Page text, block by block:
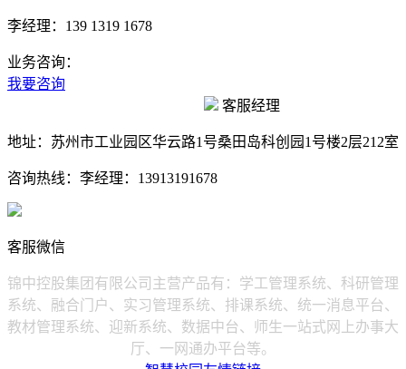
李经理：139 1319 1678
业务咨询：
我要咨询
客服经理
地址： 苏州市工业园区华云路1号桑田岛科创园1号楼2层212室
咨询热线： 李经理：13913191678
客服微信
锦中控股集团有限公司主营产品有：学工管理系统、科研管理
系统、融合门户、实习管理系统、排课系统、统一消息平台、
教材管理系统、迎新系统、数据中台、师生一站式网上办事大
厅、一网通办平台等。